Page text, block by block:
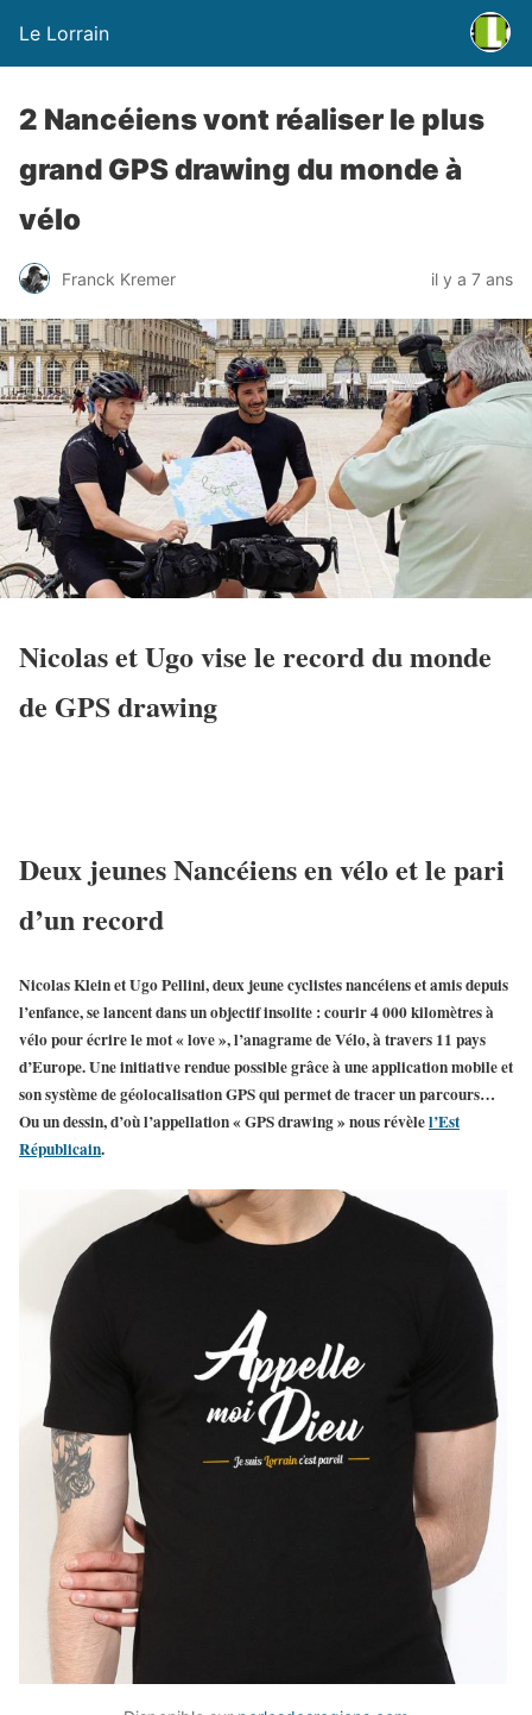
Le Lorrain
2 Nancéiens vont réaliser le plus
grand GPS drawing du monde à
vélo
Franck Kremer il y a 7 ans
Nicolas et Ugo vise le record du monde
de GPS drawing
Deux jeunes Nancéiens en vélo et le pari
d’un record
Nicolas Klein et Ugo Pellini, deux jeune cyclistes nancéiens et amis depuis
l’enfance, se lancent dans un objectif insolite : courir 4 000 kilomètres à
vélo pour écrire le mot « love », l’anagrame de Vélo, à travers 11 pays
d’Europe. Une initiative rendue possible grâce à une application mobile et
son système de géolocalisation GPS qui permet de tracer un parcours…
Ou un dessin, d’où l’appellation « GPS drawing » nous révèlel’Est
Républicain.